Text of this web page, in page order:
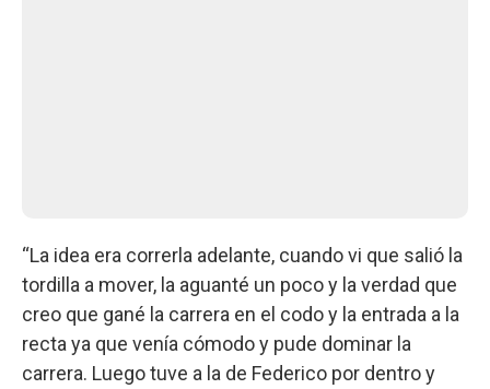
“La idea era correrla adelante, cuando vi que salió la
tordilla a mover, la aguanté un poco y la verdad que
creo que gané la carrera en el codo y la entrada a la
recta ya que venía cómodo y pude dominar la
carrera. Luego tuve a la de Federico por dentro y